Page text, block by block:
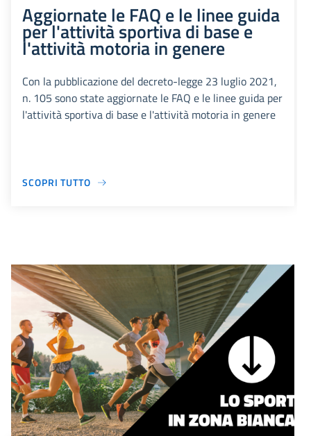
Aggiornate le FAQ e le linee guida
per l'attività sportiva di base e
l'attività motoria in genere
Con la pubblicazione del decreto-legge 23 luglio 2021,
n. 105 sono state aggiornate le FAQ e le linee guida per
l'attività sportiva di base e l'attività motoria in genere
SCOPRI TUTTO